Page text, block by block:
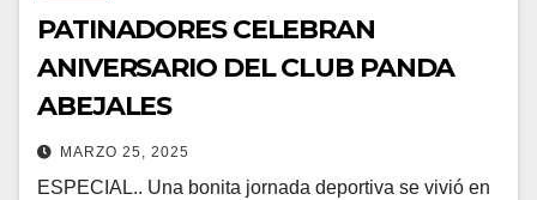
PATINADORES CELEBRAN
ANIVERSARIO DEL CLUB PANDA
ABEJALES
MARZO 25, 2025
ESPECIAL.. Una bonita jornada deportiva se vivió en